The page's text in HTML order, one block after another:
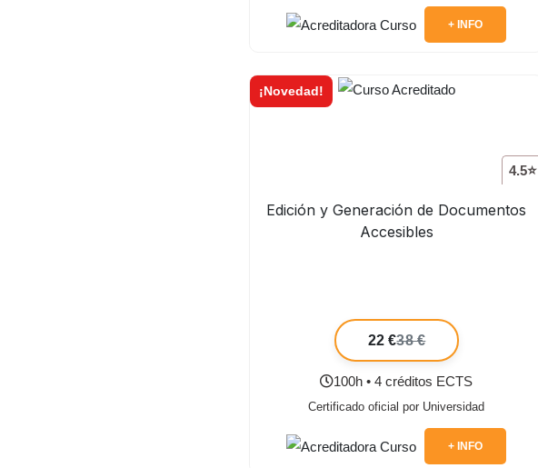
+ INFO
¡Novedad!
4.5⭐
Edición y Generación de Documentos
Accesibles
22 €38 €
100h • 4 créditos ECTS
Certificado oficial por Universidad
+ INFO